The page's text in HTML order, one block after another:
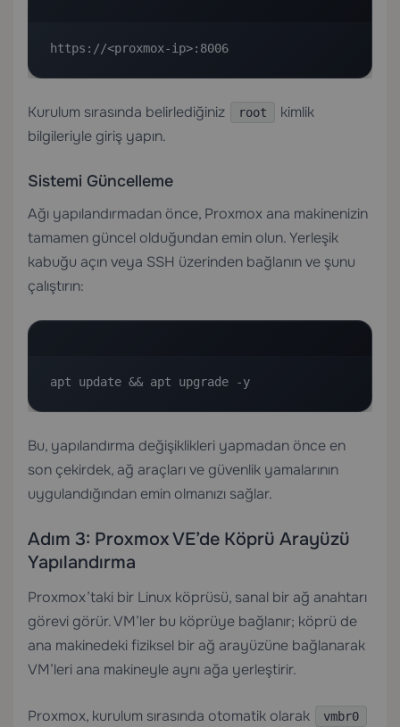
https://<proxmox-ip>:8006
Kurulum sırasında belirlediğiniz root
kimlik
bilgileriyle giriş yapın.
Sistemi Güncelleme
Ağı yapılandırmadan önce, Proxmox ana makinenizin
tamamen güncel olduğundan emin olun. Yerleşik
kabuğu açın veya SSH üzerinden bağlanın ve şunu
çalıştırın:
apt update && apt upgrade -y
Bu, yapılandırma değişiklikleri yapmadan önce en
son çekirdek, ağ araçları ve güvenlik yamalarının
uygulandığından emin olmanızı sağlar.
Adım 3: Proxmox VE’de Köprü Arayüzü
Yapılandırma
Proxmox’taki bir Linux köprüsü, sanal bir ağ anahtarı
görevi görür. VM’ler bu köprüye bağlanır; köprü de
ana makinedeki fiziksel bir ağ arayüzüne bağlanarak
VM’leri ana makineyle aynı ağa yerleştirir.
Proxmox, kurulum sırasında otomatik olarak vmbr0